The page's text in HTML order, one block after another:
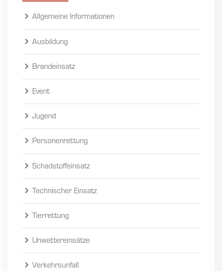
Allgemeine Informationen
Ausbildung
Brandeinsatz
Event
Jugend
Personenrettung
Schadstoffeinsatz
Technischer Einsatz
Tierrettung
Unwettereinsätze
Verkehrsunfall